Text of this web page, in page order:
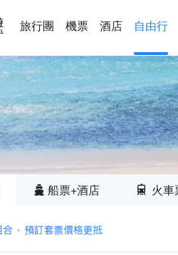
旅行團 機票 酒店 自由行
船票+酒店 火車